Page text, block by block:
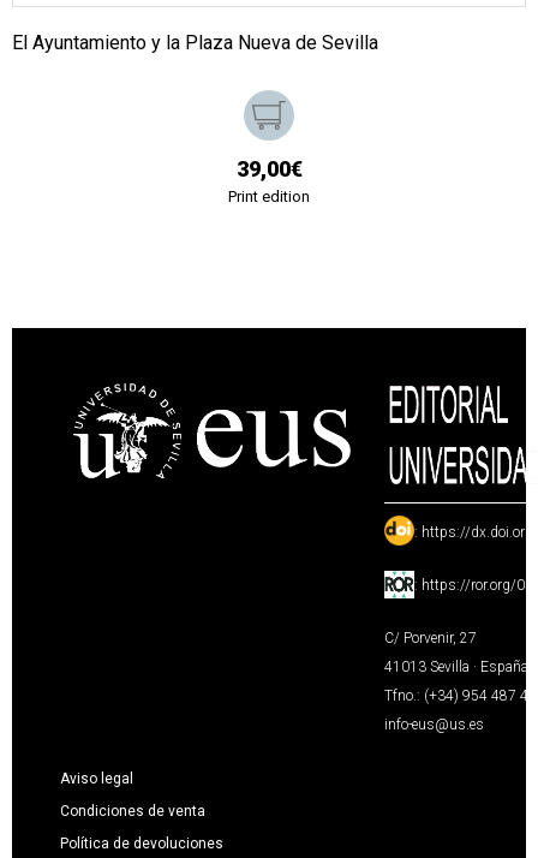
El Ayuntamiento y la Plaza Nueva de Sevilla
39,00€
Print edition
: https://
: https://ror.org/
C/ Porvenir, 27
41013 Sevilla · España
Tfno.: (+34) 954 487
info-eus@us.es
Aviso legal
Condiciones de venta
Política de devoluciones